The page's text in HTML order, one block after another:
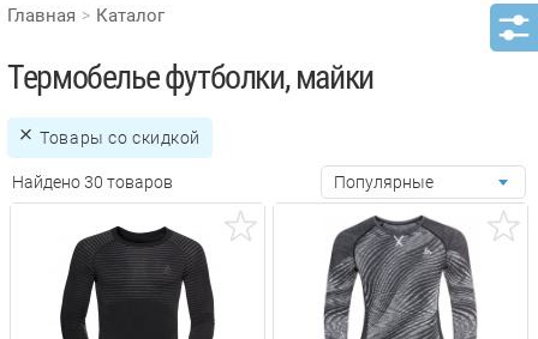
Главная Каталог
Термобелье футболки, майки
Товары со скидкой
Найдено 30 товаров Популярные